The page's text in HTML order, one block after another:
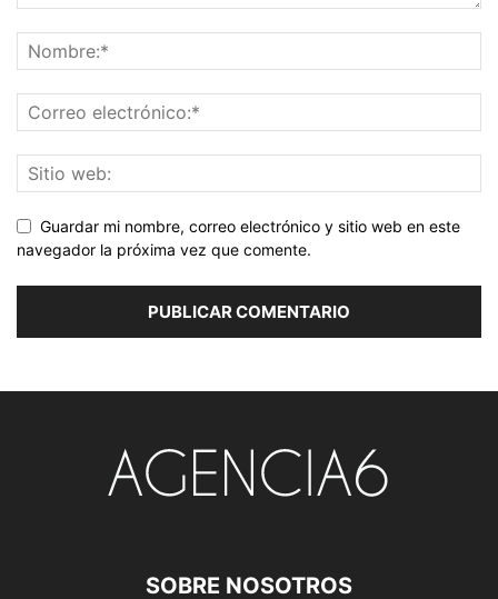
Guardar mi nombre, correo electrónico y sitio web en este
navegador la próxima vez que comente.
SOBRE NOSOTROS